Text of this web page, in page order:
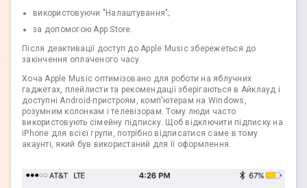
використовуючи "Налаштування";
за допомогою App Store.
Після деактивації доступ до Apple Music збережеться до
закінчення оплаченого часу.
Хоча Apple Music оптимізовано для роботи на яблучних
гаджетах, плейлисти та рекомендації зберігаються в Айклауд і
доступні Android-пристроям, комп'ютерам на Windows,
розумним колонкам і телевізорам. Тому люди часто
використовують сімейну підписку. Щоб відключити підписку на
iPhone для всієї групи, потрібно відписатися саме в тому
акаунті, який був використаний для її оформлення.